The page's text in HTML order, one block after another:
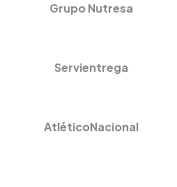
Grupo Nutresa
Servientrega
AtléticoNacional